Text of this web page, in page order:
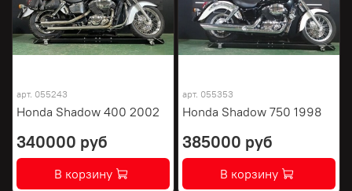
арт. 055243
Honda Shadow 400 2002
340000 руб
В корзину
арт. 055353
Honda Shadow 750 1998
385000 руб
В корзину